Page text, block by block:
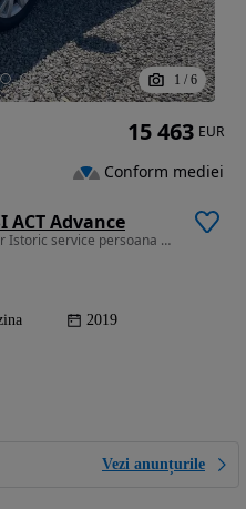
1 / 6
ACT Advance
1498 cm3 • 150 CP • Primul propietar Istoric service persoana fizica fara accident
2019
Vezi anunțurile
15 463 EUR
Conform mediei